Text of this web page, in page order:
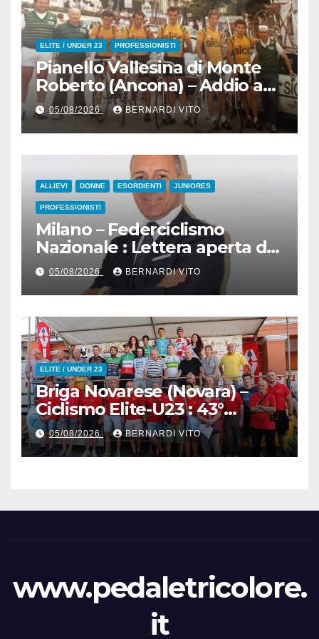
ELITE / UNDER 23 PROFESSIONISTI
Pianello Vallesina di Monte
Roberto (Ancona) – Addio ad
Alderino Bartoloni, Direttore
Sportivo rigorosamente
Gentile
05/08/2026 BERNARDI VITO
ALLIEVI DONNE ESORDIENTI JUNIORES
PROFESSIONISTI
Milano – Federciclismo
Nazionale : Lettera aperta del
Presidente Cordiano
Dagnoni
05/08/2026 BERNARDI VITO
ELITE / UNDER 23
Briga Novarese (Novara) –
Ciclismo Elite-U23 : 43°
Trofeo Sportivi di Briga
“Elenco Iscritti”
05/08/2026 BERNARDI VITO
www.pedaletricolore.
it